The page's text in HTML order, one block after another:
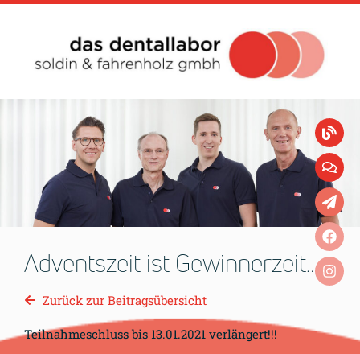
Adventszeit ist Gewinnerzeit…
Zurück zur Beitragsübersicht
Teilnahmeschluss bis 13.01.2021 verlängert!!!